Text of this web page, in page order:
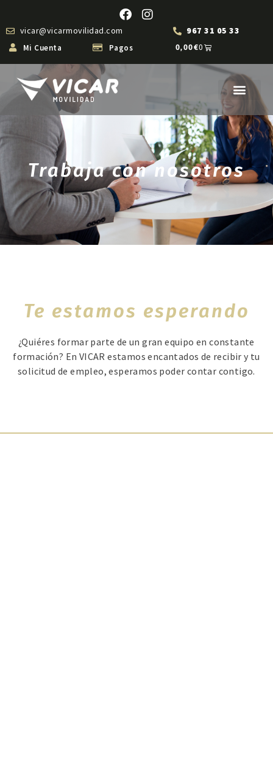
vicar@vicarmovilidad.com 967 31 05 33
Mi Cuenta Pagos 0,00€0
Trabaja con nosotros
Te estamos esperando
¿Quiéres formar parte de un gran equipo en constante
formación? En VICAR estamos encantados de recibir y tu
solicitud de empleo, esperamos poder contar contigo.